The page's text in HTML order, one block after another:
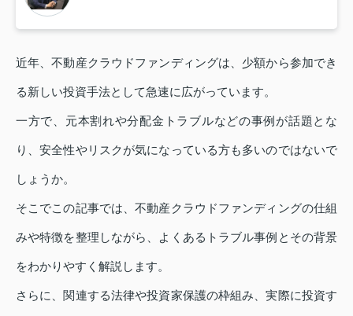
近年、不動産クラウドファンディングは、少額から参加でき
る新しい投資手法として急速に広がっています。
一方で、元本割れや分配金トラブルなどの事例が話題とな
り、安全性やリスクが気になっている方も多いのではないで
しょうか。
そこでこの記事では、不動産クラウドファンディングの仕組
みや特徴を整理しながら、よくあるトラブル事例とその背景
をわかりやすく解説します。
さらに、関連する法律や投資家保護の枠組み、実際に投資す